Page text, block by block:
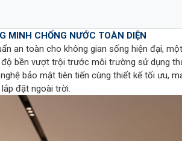
MINH CHỐNG NƯỚC TOÀN DIỆN
an toàn cho không gian sống hiện đại,
bền vượt trội trước môi trường sử dụng
bảo mật tiên tiến cùng thiết kế tối ưu,
đặt ngoài trời.